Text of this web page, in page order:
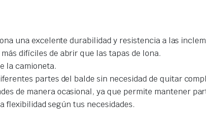
una excelente durabilidad y resistencia a las
difíciles de abrir que las tapas de lona.
la camioneta.
partes del balde sin necesidad de quitar
de manera ocasional, ya que permite mantener
flexibilidad según tus necesidades.